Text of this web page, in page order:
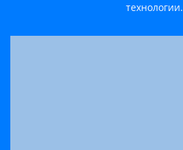
технологии.